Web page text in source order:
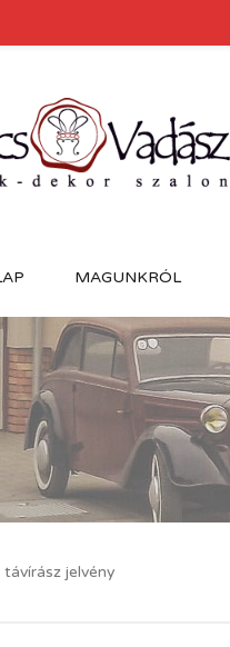
MAGUNKRÓL
távírász jelvény